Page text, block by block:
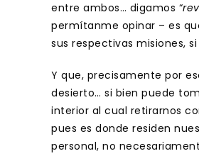
entre ambos… digamos “
permítanme opinar – es
sus respectivas misiones,
Y que, precisamente por
desierto… si bien puede
interior al cual retirarnos
pues es donde residen
personal, no